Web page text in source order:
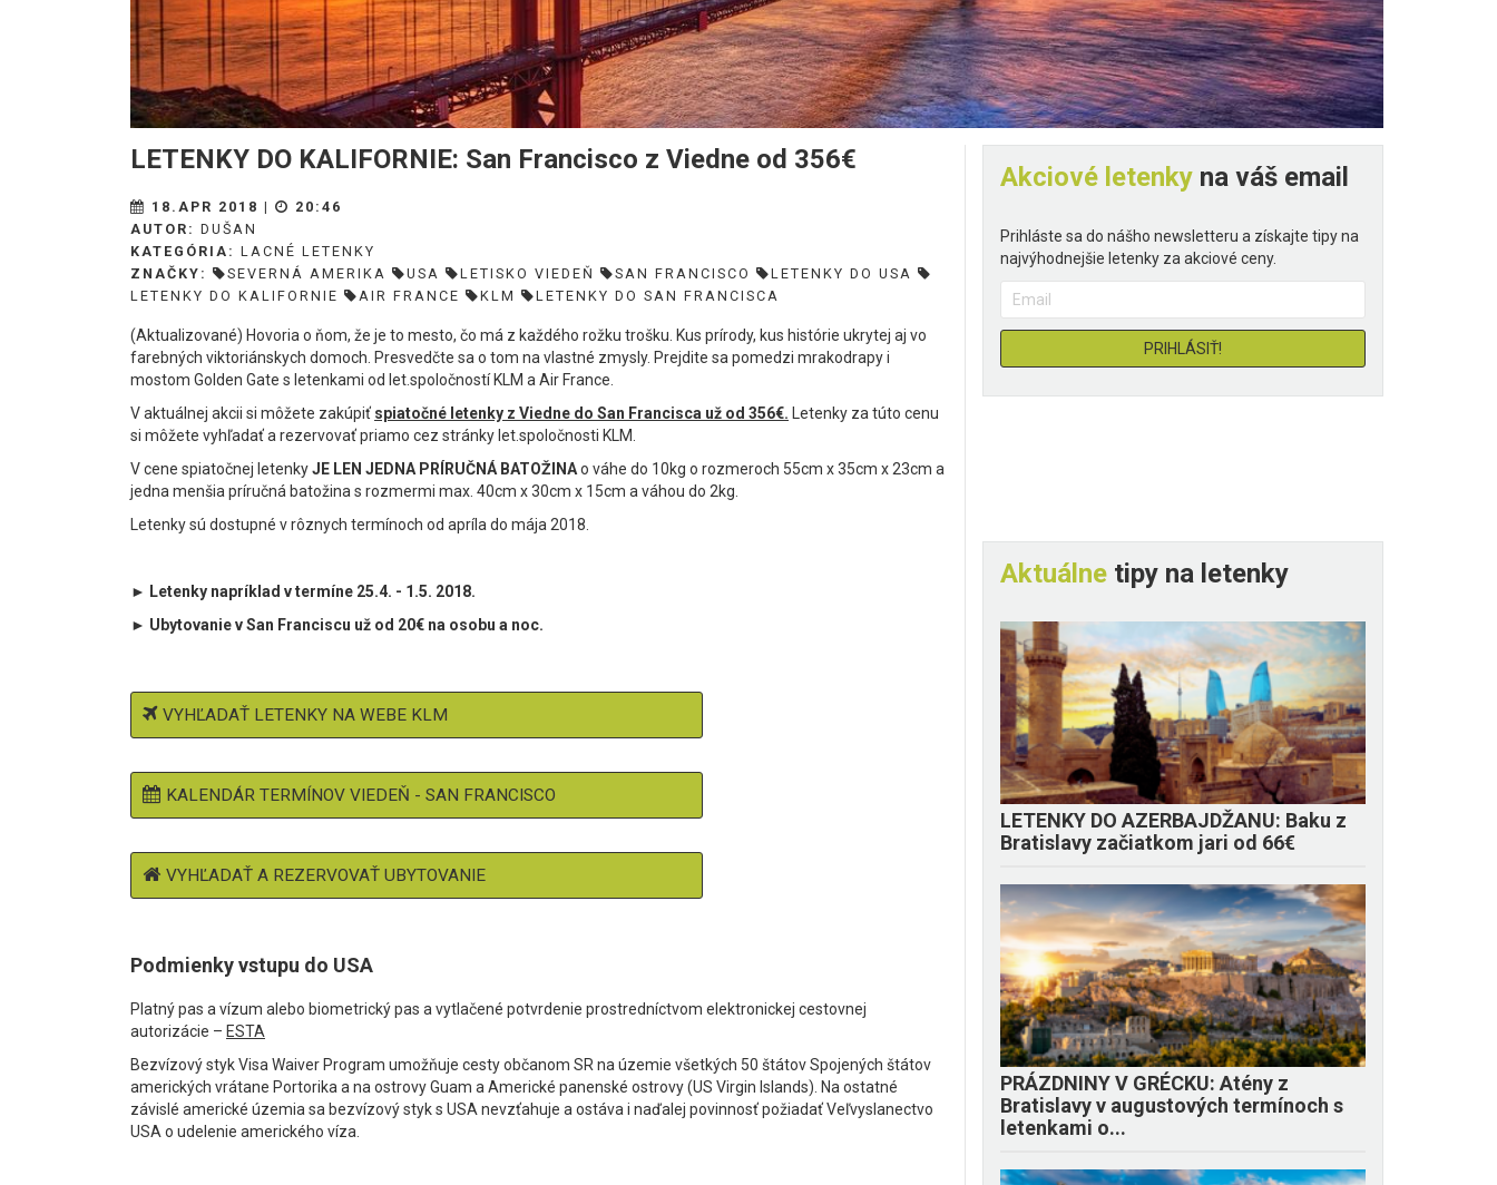
LETENKY DO KALIFORNIE: San Francisco z Viedne od 356€
18.APR 2018 |
20:46
AUTOR: DUŠAN
KATEGÓRIA: LACNÉ LETENKY
ZNAČKY:
SEVERNÁ AMERIKA USA LETISKO VIEDEŇ SAN FRANCISCO
LETENKY DO USA
LETENKY DO KALIFORNIE
AIR FRANCE KLM LETENKY DO SAN FRANCISCA
(Aktualizované) Hovoria o ňom, že je to mesto, čo má z každého rožku trošku. Kus prírody, kus histórie ukrytej aj vo
farebných viktoriánskych domoch. Presvedčte sa o tom na vlastné zmysly. Prejdite sa pomedzi mrakodrapy i
mostom Golden Gate s letenkami od let.spoločností KLM a Air France.
V aktuálnej akcii si môžete zakúpiť spiatočné letenky z Viedne do San Francisca už od 356€. Letenky za túto cenu
si môžete vyhľadať a rezervovať priamo cez stránky let.spoločnosti KLM.
V cene spiatočnej letenkyJE LEN JEDNA PRÍRUČNÁ BATOŽINAo váhe do 10kg o rozmeroch 55cm x 35cm x 23cm a
jedna menšia príručná batožina s rozmermi max. 40cm x 30cm x 15cm a váhou do 2kg.
Letenky sú dostupné v rôznych termínoch od apríla do mája 2018.
► Letenky napríklad v termíne 25.4. - 1.5. 2018.
► Ubytovanie v San Franciscu už od 20€ na osobu a noc.
VYHĽADAŤ LETENKY NA WEBE KLM
KALENDÁR TERMÍNOV VIEDEŇ - SAN FRANCISCO
VYHĽADAŤ A REZERVOVAŤ UBYTOVANIE
Podmienky vstupu do USA
Platný pas a vízum alebo biometrický pas a vytlačené potvrdenie prostredníctvom elektronickej cestovnej
autorizácie – ESTA
Bezvízový styk Visa Waiver Program umožňuje cesty občanom SR na územie všetkých 50 štátov Spojených štátov
amerických vrátane Portorika a na ostrovy Guam a Americké panenské ostrovy (US Virgin Islands). Na ostatné
závislé americké územia sa bezvízový styk s USA nevzťahuje a ostáva i naďalej povinnosť požiadať Veľvyslanectvo
USA o udelenie amerického víza.
Akciové letenky na váš email
Prihláste sa do nášho newsletteru a získajte tipy na
najvýhodnejšie letenky za akciové ceny.
Aktuálne tipy na letenky
LETENKY DO AZERBAJDŽANU: Baku z
Bratislavy začiatkom jari od 66€
PRÁZDNINY V GRÉCKU: Atény z
Bratislavy v augustových termínoch s
letenkami o...